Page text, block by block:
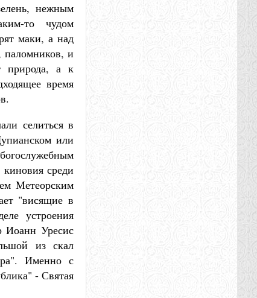
нежным
то чудом
маки, а над
паломников, и
природа, а к
время
селиться в
или
среди
Метеорским
"висящие в
устроения
Иоанн Уресис
из скал
Именно с
- Святая